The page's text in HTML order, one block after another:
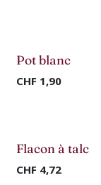
Pot blanc
CHF 1,90
Flacon à talc
CHF 4,72